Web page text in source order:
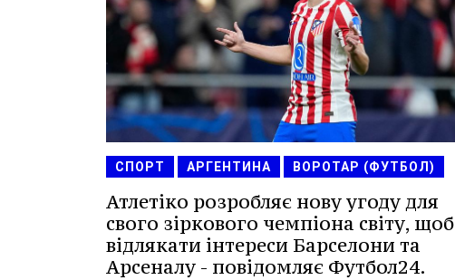
СПОРТ АРГЕНТИНА ВОРОТАР (ФУТБОЛ)
Атлетіко розробляє нову угоду для
свого зіркового чемпіона світу, щоб
відлякати інтереси Барселони та
Арсеналу - повідомляє Футбол24.